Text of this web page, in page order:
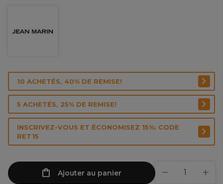
10 ACHETÉS, 40% DE REMISE!
5 ACHETÉS, 25% DE REMISE!
INSCRIVEZ-VOUS ET ÉCONOMISEZ 15%: CODE
RET15
Ajouter au panier